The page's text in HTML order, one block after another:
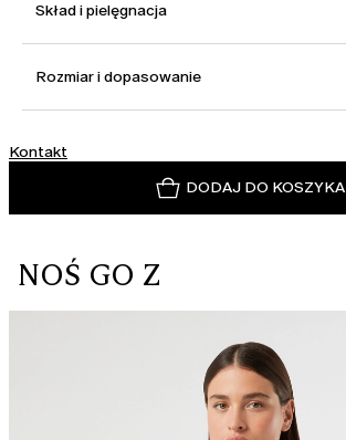
Skład i pielęgnacja
Rozmiar i dopasowanie
Kontakt
DODAJ DO KOSZYKA
NOŚ GO Z